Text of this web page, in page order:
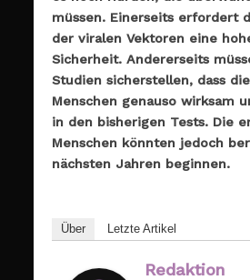
müssen. Einerseits erfordert
der viralen Vektoren eine
Sicherheit. Andererseits
Studien sicherstellen, dass
Menschen genauso wirksam
in den bisherigen Tests. Die
Menschen könnten jedoch
nächsten Jahren beginnen.
Über Letzte Artikel
Redaktion